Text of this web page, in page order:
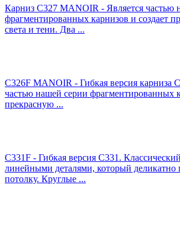
Карниз C327 MANOIR - Является частью
фрагментированных карнизов и создает
света и тени. Два ...
C326F MANOIR - Гибкая версия карниза
частью нашей серии фрагментированных
прекрасную ...
C331F - Гибкая версия C331.
линейными деталями, который деликатно
потолку. Круглые ...